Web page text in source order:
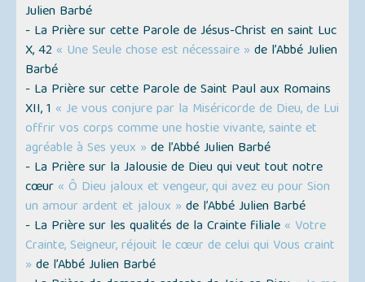
Julien Barbé
- La Prière sur cette Parole de Jésus-Christ en saint Luc
X, 42 « Une Seule chose est nécessaire » de l’Abbé Julien
Barbé
- La Prière sur cette Parole de Saint Paul aux Romains
XII, 1 « Je vous conjure par la Miséricorde de Dieu, de Lui
offrir vos corps comme une hostie vivante, sainte et
agréable à Ses yeux »de l’Abbé Julien Barbé
- La Prière sur la Jalousie de Dieu qui veut tout notre
cœur « Ô Dieu jaloux et vengeur, qui avez eu pour Sion
un amour ardent et jaloux » de l’Abbé Julien Barbé
- La Prière sur les qualités de la Crainte filiale « Votre
Crainte, Seigneur, réjouit le cœur de celui qui Vous craint
» de l’Abbé Julien Barbé